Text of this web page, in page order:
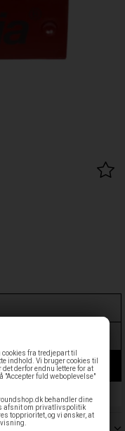
fra tredjepart til
indhold. Vi bruger cookies til
derfor endnu lettere for at
"Accepter fuld weboplevelse"
behandler dine
afsnit om privatlivspolitik
topprioritet, og vi ønsker, at